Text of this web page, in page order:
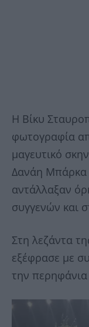
Η Βίκυ
φωτογραφία
μαγευτικό
Δανάη Μπάρκα
αντάλλαξαν
συγγενών και
Στη λεζάντα
εξέφρασε με
την περηφάνια